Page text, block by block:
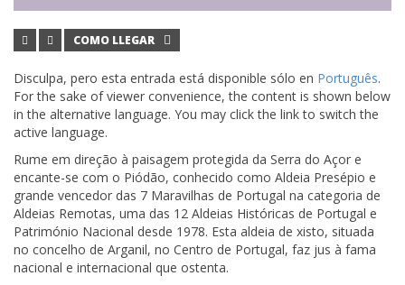
COMO LLEGAR
Disculpa, pero esta entrada está disponible sólo en Português.
For the sake of viewer convenience, the content is shown below
in the alternative language. You may click the link to switch the
active language.
Rume em direção à paisagem protegida da Serra do Açor e
encante-se com o Piódão, conhecido como Aldeia Presépio e
grande vencedor das 7 Maravilhas de Portugal na categoria de
Aldeias Remotas, uma das 12 Aldeias Históricas de Portugal e
Património Nacional desde 1978. Esta aldeia de xisto, situada
no concelho de Arganil, no Centro de Portugal, faz jus à fama
nacional e internacional que ostenta.